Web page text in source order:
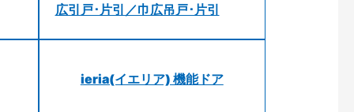
広引戸･片引／巾広吊戸･片引
ieria(イエリア) 機能ドア